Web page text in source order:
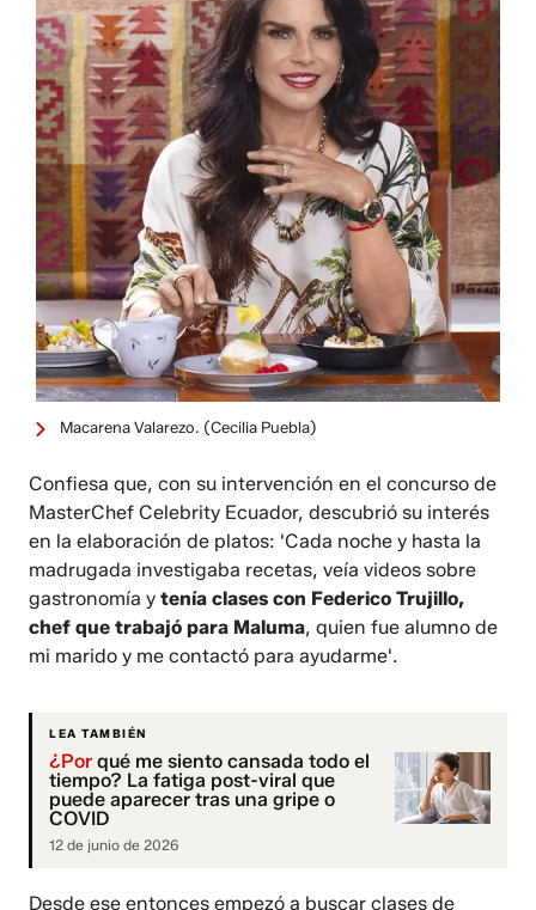
Macarena Valarezo. (Cecilia Puebla)
Confiesa que, con su intervención en el concurso de
MasterChef Celebrity Ecuador, descubrió su interés
en la elaboración de platos: 'Cada noche y hasta la
madrugada investigaba recetas, veía videos sobre
gastronomía ytenía clases con Federico Trujillo,
chef que trabajó para Maluma, quien fue alumno de
mi marido y me contactó para ayudarme'.
LEA TAMBIÉN
¿Por qué me siento cansada todo el
tiempo? La fatiga post-viral que
puede aparecer tras una gripe o
COVID
12 de junio de 2026
Desde ese entonces empezó a buscar clases de